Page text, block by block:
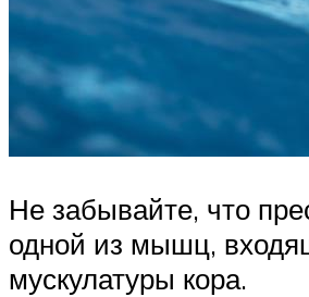
Не забывайте, что
одной из мышц,
мускулатуры кора.